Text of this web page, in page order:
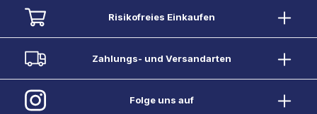
Risikofreies Einkaufen
Zahlungs- und Versandarten
Folge uns auf